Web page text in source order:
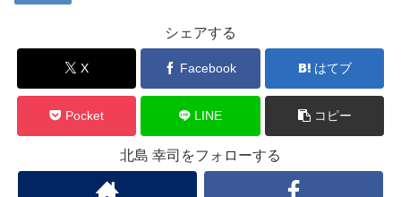
シェアする
X Facebook はてブ
Pocket LINE コピー
北島 幸司をフォローする